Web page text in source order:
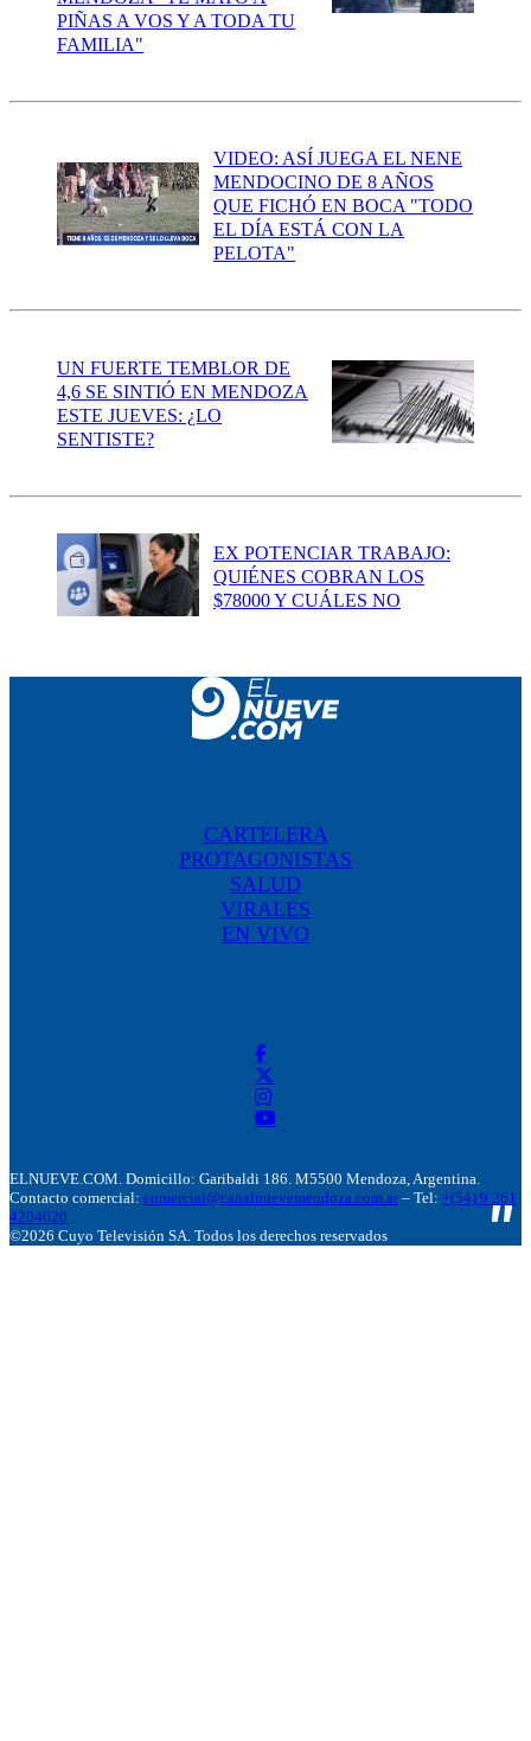
PIÑAS A VOS Y A TODA TU
FAMILIA"
VIDEO: ASÍ JUEGA EL NENE
MENDOCINO DE 8 AÑOS
QUE FICHÓ EN BOCA "TODO
EL DÍA ESTÁ CON LA
PELOTA"
UN FUERTE TEMBLOR DE
4,6 SE SINTIÓ EN MENDOZA
ESTE JUEVES: ¿LO
SENTISTE?
EX POTENCIAR TRABAJO:
QUIÉNES COBRAN LOS
$78000 Y CUÁLES NO
CARTELERA
PROTAGONISTAS
SALUD
VIRALES
EN VIVO
ELNUEVE.COM. Domicillo: Garibaldi 186. M5500 Mendoza, Argentina.
Contacto comercial: comercial@canalnuevemendoza.com.ar – Tel: +(54) 9 261
4204020
©2026 Cuyo Televisión SA. Todos los derechos reservados